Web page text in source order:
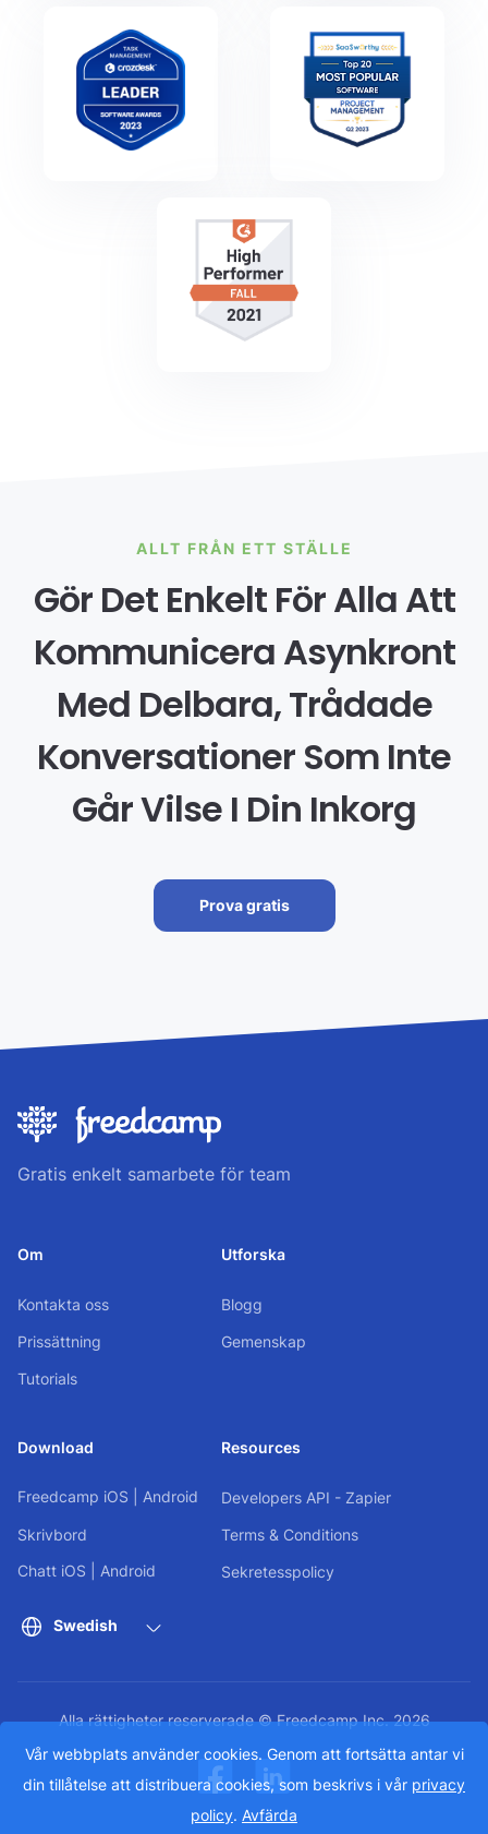
Vår webbplats använder cookies. Genom att fortsätta antar vi
din tillåtelse att distribuera cookies, som beskrivs i vår privacy
policy. Avfärda
ALLT FRÅN ETT STÄLLE
Gör Det Enkelt För Alla Att
Kommunicera Asynkront
Med Delbara, Trådade
Konversationer Som Inte
Går Vilse I Din Inkorg
Prova gratis
Gratis enkelt samarbete för team
Om
Kontakta oss
Prissättning
Tutorials
Utforska
Blogg
Gemenskap
Download
Freedcamp iOS Android
Skrivbord
Chatt iOS Android
Resources
Developers API - Zapier
Terms & Conditions
Sekretesspolicy
Alla rättigheter reserverade © Freedcamp Inc. 2026
Swedish